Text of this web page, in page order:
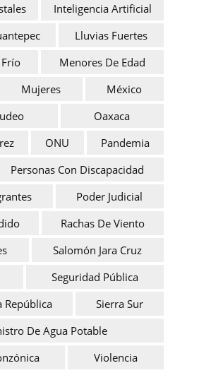
Inteligencia Artificial
Lluvias Fuertes
Menores De Edad
Mujeres
México
Oaxaca
ONU
Pandemia
Personas Con Discapacidad
Poder Judicial
Rachas De Viento
Salomón Jara Cruz
Seguridad Pública
República
Sierra Sur
De Agua Potable
Violencia